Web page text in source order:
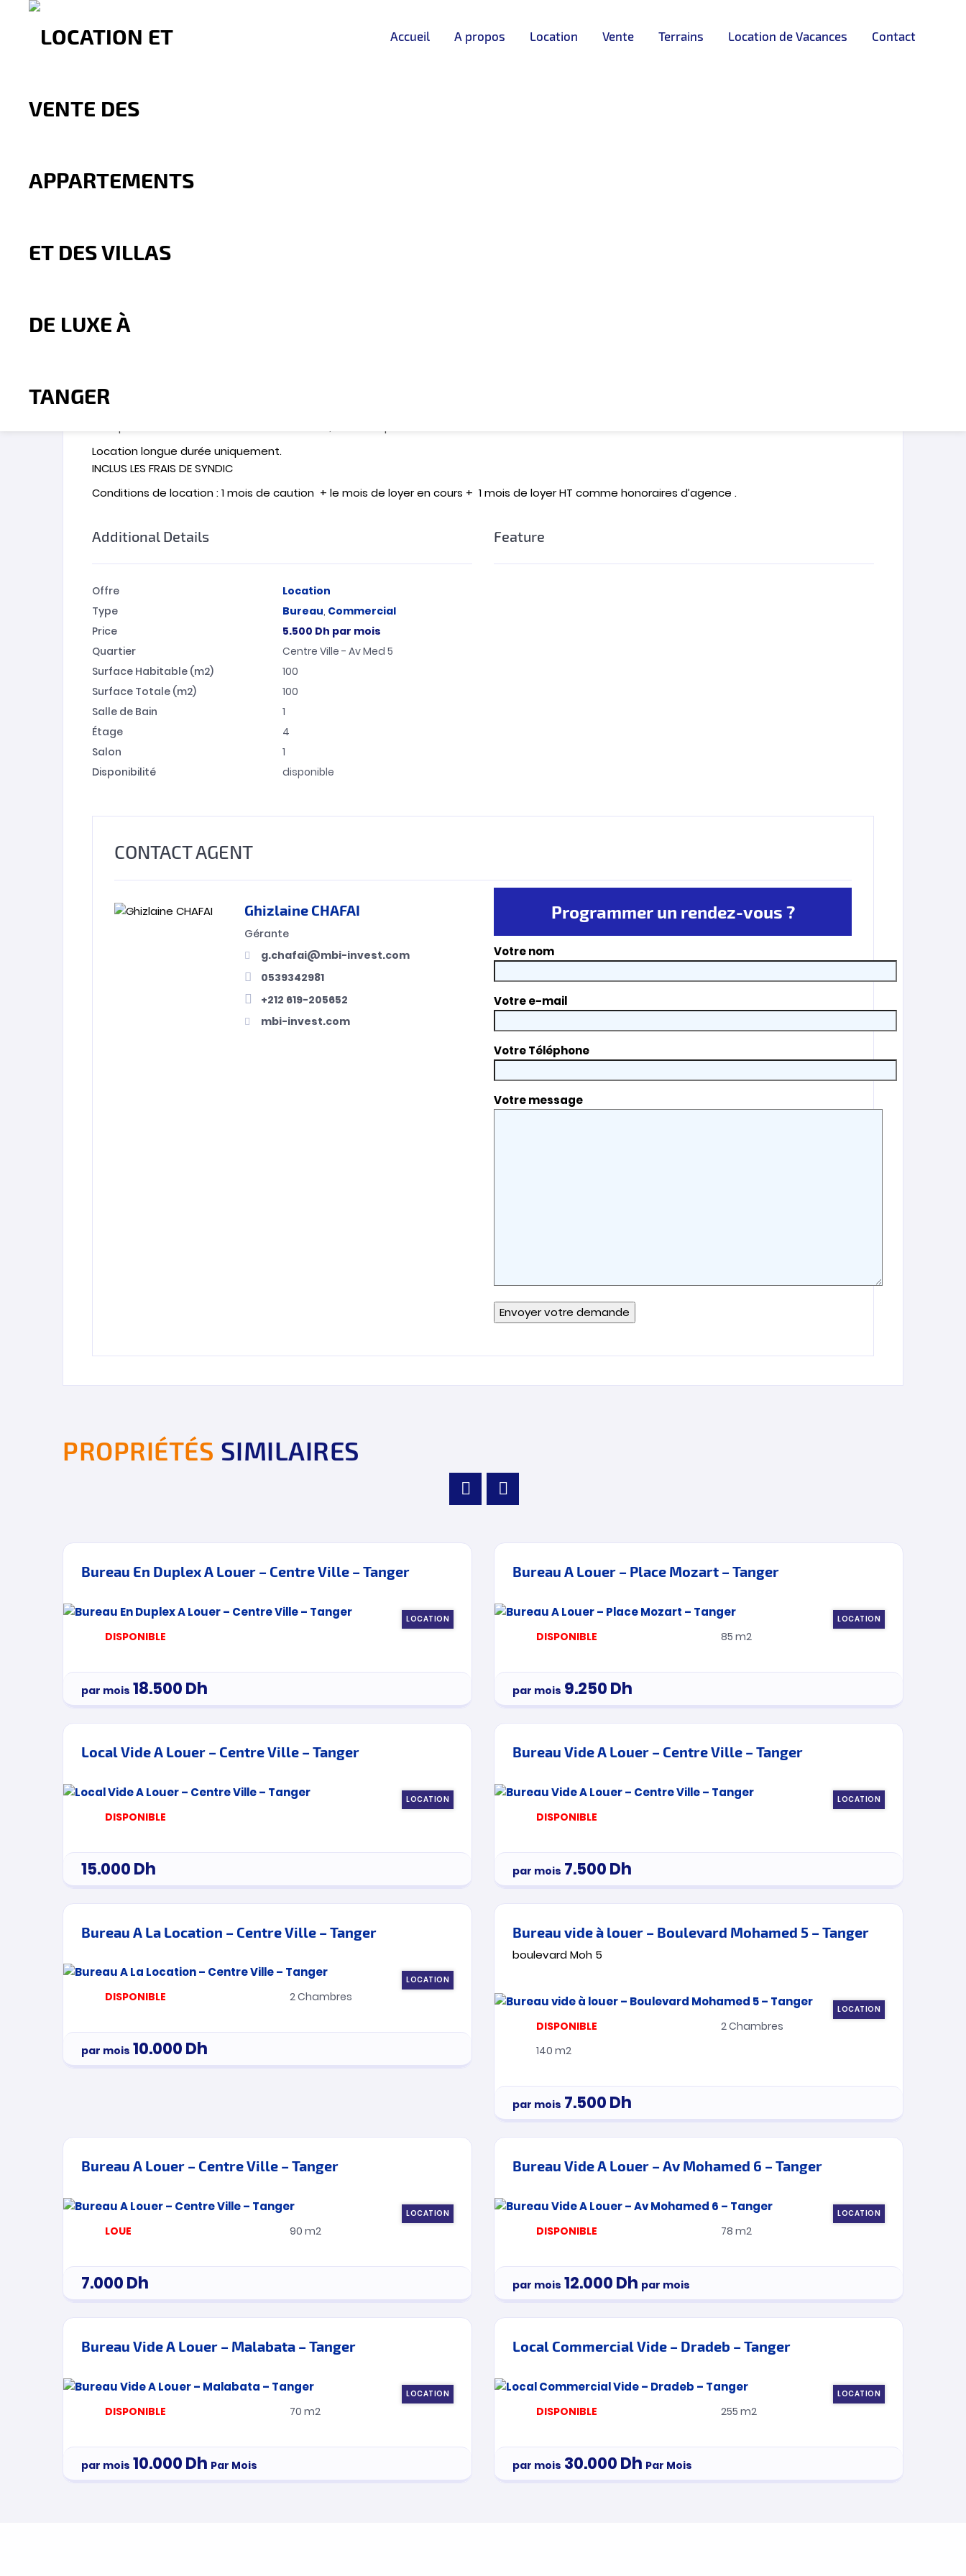
Accueil A propos Location Vente Terrains Location de Vacances Contact
Bureau Vide à Louer – Boulevard Mohamed 5 – Tanger
5.500Dh
L’agence MBI Investment vous propose ce bureau vide à louer de 100 m2, en plein Boulevard Mohamed 5 de Tanger, au 4ème étage , dispose de
Bureau Vide à Louer à Tanger
Location longue durée uniquement.
INCLUS LES FRAIS DE SYNDIC
Conditions de location : 1 mois de caution + le mois de loyer en cours + 1 mois de loyer HT comme honoraires d’agence .
Additional Details
Offre
Location
Type
Bureau, Commercial
Price
5.500 Dh par mois
Quartier
Centre Ville - Av Med 5
Surface Habitable (m2)
100
Surface Totale (m2)
100
Salle de Bain
1
Étage
4
Salon
1
Disponibilité
disponible
Feature
CONTACT AGENT
Ghizlaine CHAFAI
Gérante
g.chafai@mbi-invest.com
0539342981
+212 619-205652
mbi-invest.com
Programmer un rendez-vous ?
Votre nom
Votre e-mail
Votre Téléphone
Votre message
PROPRIÉTÉS SIMILAIRES
Bureau En Duplex A Louer – Centre Ville – Tanger
LOCATION
DISPONIBLE
par mois 18.500Dh
Bureau A Louer – Place Mozart – Tanger
LOCATION
DISPONIBLE 85 m2
par mois 9.250Dh
Local Vide A Louer – Centre Ville – Tanger
LOCATION
DISPONIBLE
15.000Dh
Bureau Vide A Louer – Centre Ville – Tanger
LOCATION
DISPONIBLE
par mois 7.500Dh
Bureau A La Location – Centre Ville – Tanger
LOCATION
DISPONIBLE 2Chambres
par mois 10.000Dh
Bureau vide à louer – Boulevard Mohamed 5 – Tanger
boulevard Moh 5
LOCATION
DISPONIBLE 2Chambres
140 m2
par mois 7.500Dh
Bureau A Louer – Centre Ville – Tanger
LOCATION
LOUE 90 m2
7.000Dh
Bureau Vide A Louer – Av Mohamed 6 – Tanger
LOCATION
DISPONIBLE 78 m2
par mois 12.000Dh par mois
Bureau Vide A Louer – Malabata – Tanger
LOCATION
DISPONIBLE 70 m2
par mois 10.000Dh Par Mois
Local Commercial Vide – Dradeb – Tanger
LOCATION
DISPONIBLE 255 m2
par mois 30.000Dh Par Mois